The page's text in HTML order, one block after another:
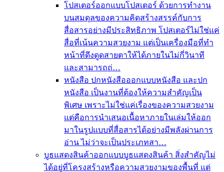
โปสเตอร์ออกแบบโปสเตอร์ ด้วยการทำงาน
บนสมดุลของความคิดสร้างสรรค์กับการ
สื่อสารอย่างมีประสิทธิภาพ โปสเตอร์ไม่ใช่แค่
สื่อที่เน้นความสวยงาม แต่เป็นเครื่องมือที่ทำ
หน้าที่ดึงดูดสายตาให้ได้ภายในไม่กี่วินาที
และสามารถถ่…
หนังสือ ปกหนังสือออกแบบหนังสือ และปก
หนังสือ เป็นงานที่ต้องให้ความสำคัญเป็น
พิเศษ เพราะไม่ใช่แค่เรื่องของความสวยงาม
แต่คือการนำเสนอเนื้อหาภายในเล่มให้ออก
มาในรูปแบบที่สื่อสารได้อย่างมีพลังผ่านการ
อ่าน ไม่ว่าจะเป็นประเภทสา…
บูธแสดงสินค้าออกแบบบูธแสดงสินค้า สิ่งสำคัญไม่
ได้อยู่ที่โครงสร้างหรือความสวยงามของพื้นที่ แต่